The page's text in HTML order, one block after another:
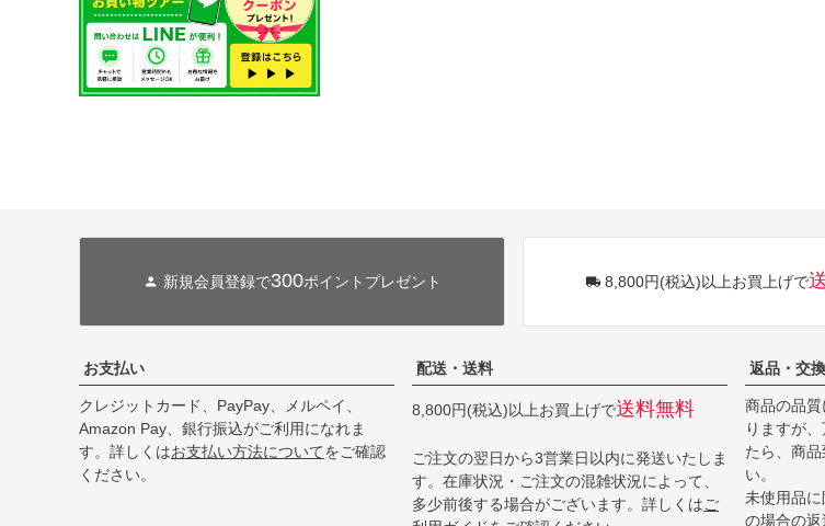
新規会員登録で300ポイントプレゼント 8,800円(税込)以上お買上げで
お支払い
クレジットカード、PayPay、メルペイ、
Amazon Pay、銀行振込がご利用になれま
す。詳しくはお支払い方法についてをご確認
ください。
配送・送料
8,800円(税込)以上お買上げで送料無料
ご注文の翌日から3営業日以内に発送いたしま
す。在庫状況・ご注文の混雑状況によって、
多少前後する場合がございます。詳しくはご
返品・交換
商品の品
りますが
たら、商
い。
未使用品
の場合の